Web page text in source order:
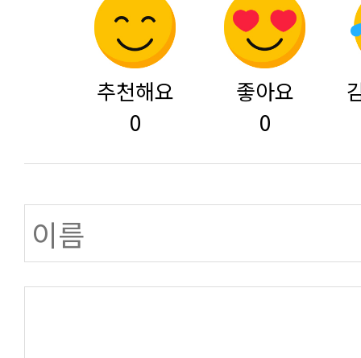
추천해요
0
좋아요
0